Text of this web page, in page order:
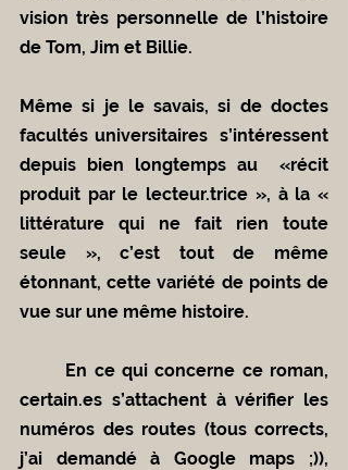
vision très personnelle de l’histoire
de Tom, Jim et Billie.
Même si je le savais, si de doctes
facultés universitaires  s’intéressent
depuis bien longtemps au  «récit
produit par le lecteur.trice », à la «
littérature qui ne fait rien toute
seule », c’est tout de même
étonnant, cette variété de points de
vue sur une même histoire.
certain.es s’attachent à vérifier les
numéros des routes (tous corrects,
j’ai demandé à Google maps ;)),